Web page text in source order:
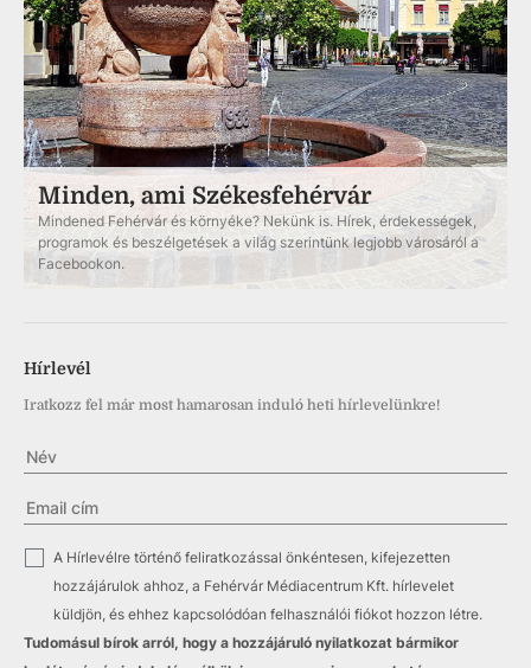
Minden, ami Székesfehérvár
Mindened Fehérvár és környéke? Nekünk is. Hírek, érdekességek,
programok és beszélgetések a világ szerintünk legjobb városáról a
Facebookon.
Hírlevél
Iratkozz fel már most hamarosan induló heti hírlevelünkre!
✓
A Hírlevélre történő feliratkozással önkéntesen, kifejezetten
hozzájárulok ahhoz, a Fehérvár Médiacentrum Kft. hírlevelet
küldjön, és ehhez kapcsolódóan felhasználói fiókot hozzon létre.
Tudomásul bírok arról, hogy a hozzájáruló nyilatkozat bármikor